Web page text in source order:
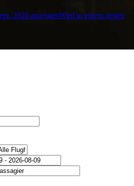
2026 anzeigenWird in einem neuen